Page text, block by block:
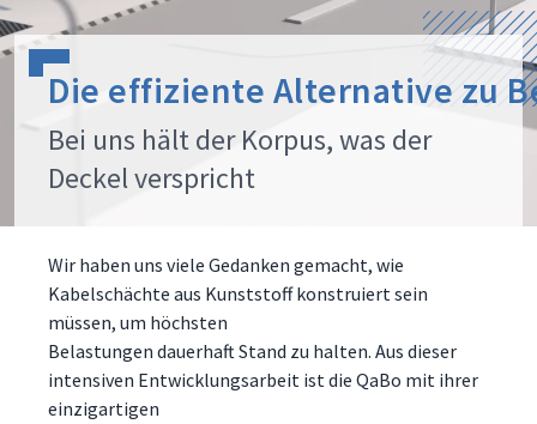
Die effiziente Alternative zu
Bei uns hält der Korpus, was der
Deckel verspricht
Wir haben uns viele Gedanken gemacht, wie
Kabelschächte aus Kunststoff konstruiert sein
müssen, um höchsten
Belastungen dauerhaft Stand zu halten. Aus dieser
intensiven Entwicklungsarbeit ist die QaBo mit ihrer
einzigartigen